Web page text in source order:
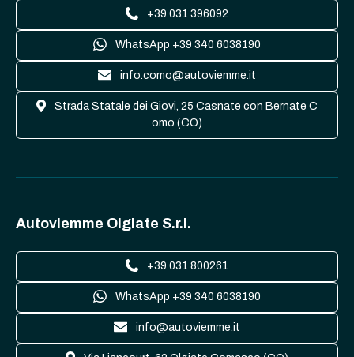
+39 031 396092
WhatsApp +39 340 6038190
info.como@autoviemme.it
Strada Statale dei Giovi, 25 Casnate con Bernate C
omo (CO)
Autoviemme Olgiate S.r.l.
+39 031 800261
WhatsApp +39 340 6038190
info@autoviemme.it